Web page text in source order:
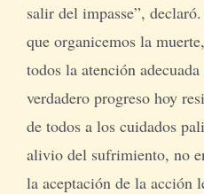
salir del impasse”,
que organicemos la
todos la atención
verdadero progreso hoy
de todos a los cuidados
alivio del sufrimiento, no
la aceptación de la acción